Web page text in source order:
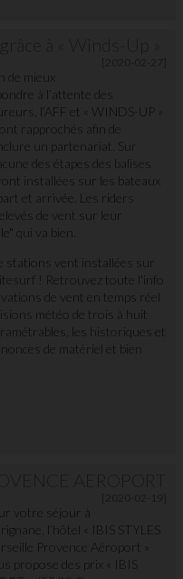
de mieux
à l’attente des
l’AFF et « WINDS-UP »
rapprochés afin de
un partenariat. Sur
des étapes des balises
installées sur les bateaux
et arrivée. Les riders
de vent sur leur
qui va bien.
stations vent installées sur
! Retrouvez toute l'info
de vent en temps réel
météo de trois à huit
les historiques et
de matériel et bien
votre séjour à
l’hôtel « IBIS STYLES
Provence Aéroport »
propose des prix « IBIS